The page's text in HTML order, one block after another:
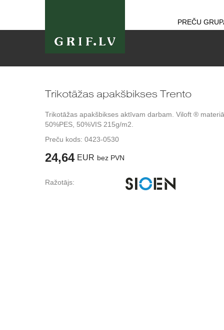
PREČU
Trikotāžas apakšbikses Trento
Trikotāžas apakšbikses aktīvam darbam. Viloft ®
50%PES, 50%VIS 215g/m2.
Preču kods: 0423-0530
24,64 EUR bez PVN
Ražotājs: